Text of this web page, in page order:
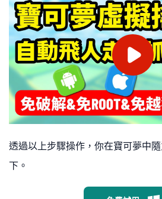
透過以上步驟操作，你在寶可夢中
下。